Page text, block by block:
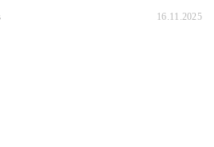
16.11.2025